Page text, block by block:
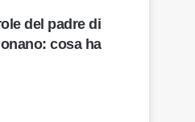
del padre di
cosa ha